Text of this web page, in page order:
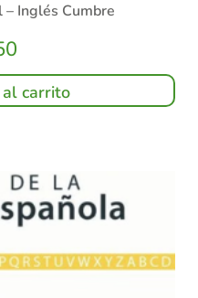
– Inglés Cumbre
carrito